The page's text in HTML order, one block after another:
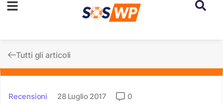
Tutti gli articoli
Recensioni 28 Luglio 2017 0